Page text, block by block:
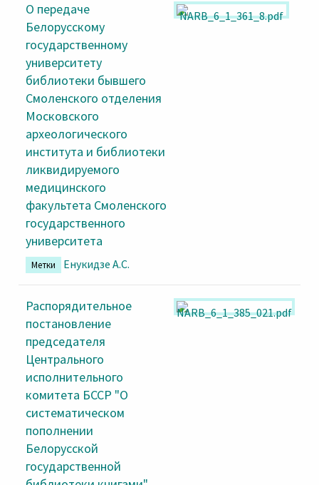
О передаче
Белорусскому
государственному
университету
библиотеки бывшего
Смоленского отделения
Московского
археологического
института и библиотеки
ликвидируемого
медицинского
факультета Смоленского
государственного
университета
Метки Енукидзе А.С.
Распорядительное
постановление
председателя
Центрального
исполнительного
комитета БССР "О
систематическом
пополнении
Белорусской
государственной